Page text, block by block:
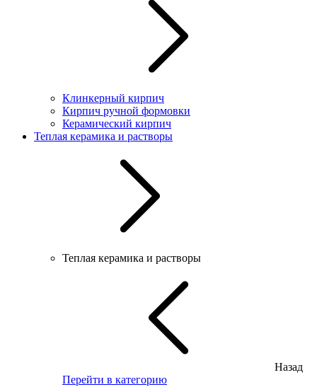
Клинкерный кирпич
Кирпич ручной формовки
Керамический кирпич
Теплая керамика и растворы
Теплая керамика и растворы
Назад
Перейти в категорию